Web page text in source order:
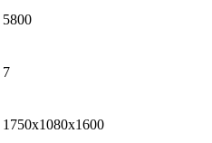
5800
7
1750x1080x1600